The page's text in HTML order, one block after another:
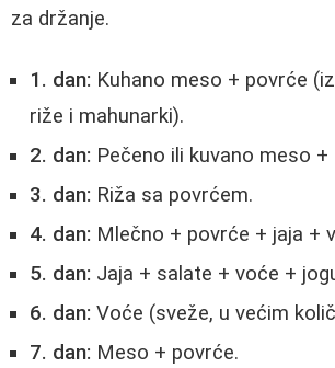
za držanje.
1. dan: Kuhano meso + povrće
riže i mahunarki).
2. dan: Pečeno ili kuvano meso +
3. dan: Riža sa povrćem.
4. dan: Mlečno + povrće + jaja +
5. dan: Jaja + salate + voće +
6. dan: Voće (sveže, u većim
7. dan: Meso + povrće.